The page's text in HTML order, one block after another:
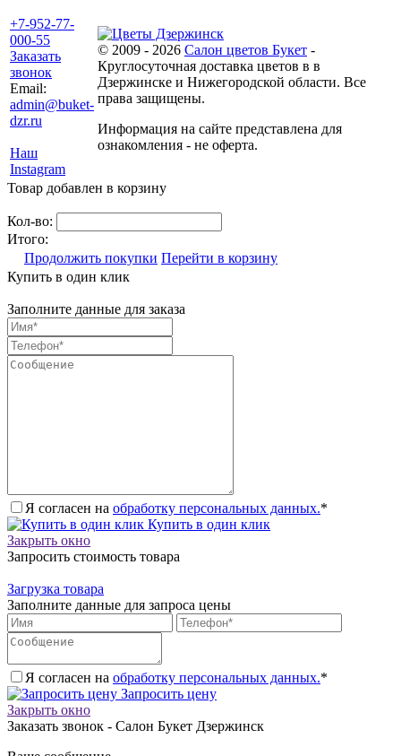
+7-952-77-
000-55
Заказать
звонок
Email:
admin@buket-
dzr.ru
Наш
Instagram
© 2009 - 2026 Салон цветов Букет -
Круглосуточная доставка цветов в в
Дзержинске и Нижегородской области. Все
права защищены.
Информация на сайте представлена для
ознакомления - не оферта.
Товар добавлен в корзину
Кол-во:
Итого:
Продолжить покупки Перейти в корзину
Купить в один клик
Заполните данные для заказа
Я согласен на обработку персональных данных.*
Купить в один клик
Закрыть окно
Запросить стоимость товара
Загрузка товара
Заполните данные для запроса цены
Я согласен на обработку персональных данных.*
Запросить цену
Закрыть окно
Заказать звонок - Салон Букет Дзержинск